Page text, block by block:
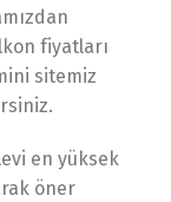
fiyatları
sitemiz
en yüksek
öner